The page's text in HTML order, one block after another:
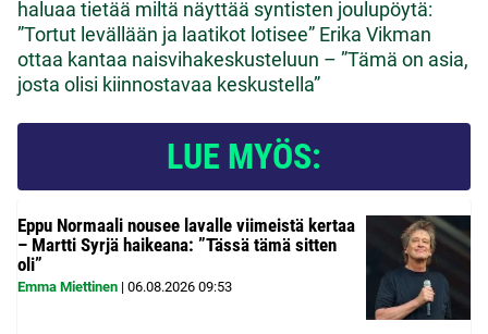
haluaa tietää miltä näyttää syntisten joulupöytä:
”Tortut levällään ja laatikot lotisee” Erika Vikman
ottaa kantaa naisvihakeskusteluun – ”Tämä on asia,
josta olisi kiinnostavaa keskustella”
LUE MYÖS:
Eppu Normaali nousee lavalle viimeistä kertaa
– Martti Syrjä haikeana: ”Tässä tämä sitten
oli”
Emma Miettinen | 06.08.2026 09:53